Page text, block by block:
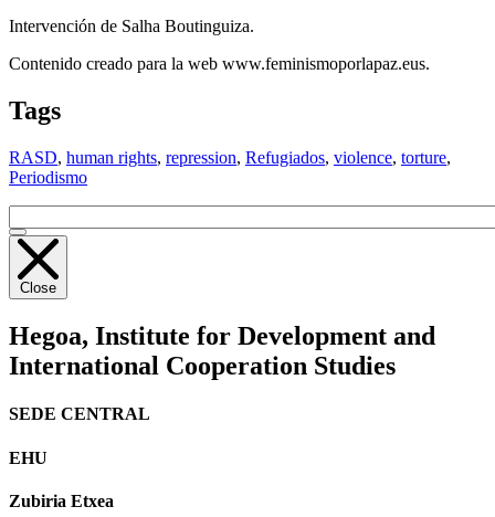
Intervención de Salha Boutinguiza.
Contenido creado para la web www.feminismoporlapaz.eus.
Tags
RASD, human rights, repression, Refugiados, violence, torture,
Periodismo
Close
Hegoa, Institute for Development and
International Cooperation Studies
SEDE CENTRAL
EHU
Zubiria Etxea